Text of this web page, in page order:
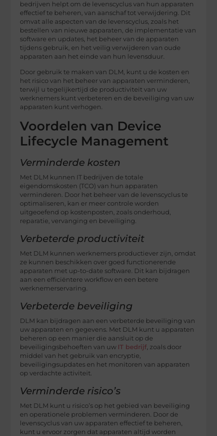
bedrijven helpt om de levenscyclus van hun apparaten
effectief te beheren, van aanschaf tot verwijdering. Dit
omvat alle aspecten van de levenscyclus, zoals het
bestellen van nieuwe apparaten, de implementatie van
software en updates, het beheer van de apparaten
tijdens gebruik, en het veilig verwijderen van oude
apparaten aan het einde van hun levensduur.
Door gebruik te maken van DLM, kunt u de kosten en
het risico van het beheer van apparaten verminderen,
terwijl u tegelijkertijd de productiviteit van uw
werknemers kunt verbeteren en de beveiliging van uw
apparaten kunt verhogen.
Voordelen van Device
Lifecycle Management
Verminderde kosten
Met DLM kunnen IT bedrijven de totale
eigendomskosten (TCO) van hun apparaten
verminderen. Door het beheer van de levenscyclus te
optimaliseren, kan er meer controle worden
uitgeoefend op kostenposten, zoals onderhoud,
reparatie, vervanging en beveiliging.
Verbeterde productiviteit
Met DLM kunnen werknemers productiever zijn, omdat
ze kunnen beschikken over goed functionerende
apparaten met up-to-date software. Dit kan bijdragen
aan een efficiëntere workflow en een betere
werknemerservaring.
Verbeterde beveiliging
DLM kan bijdragen aan een verbeterde beveiliging van
uw apparaten en gegevens. Met DLM kunt u apparaten
beheren op een manier die aansluit op de
beveiligingsbehoeften van uw IT bedrijf , zoals door
middel van het gebruik van encryptie,
beveiligingsupdates en het monitoren van apparaten
op verdachte activiteit.
Verminderde risico’s
Met DLM kunt u risico’s op het gebied van beveiliging
en operationele problemen verminderen. Door de
levenscyclus van uw apparaten effectief te beheren,
kunt u ervoor zorgen dat apparaten altijd worden